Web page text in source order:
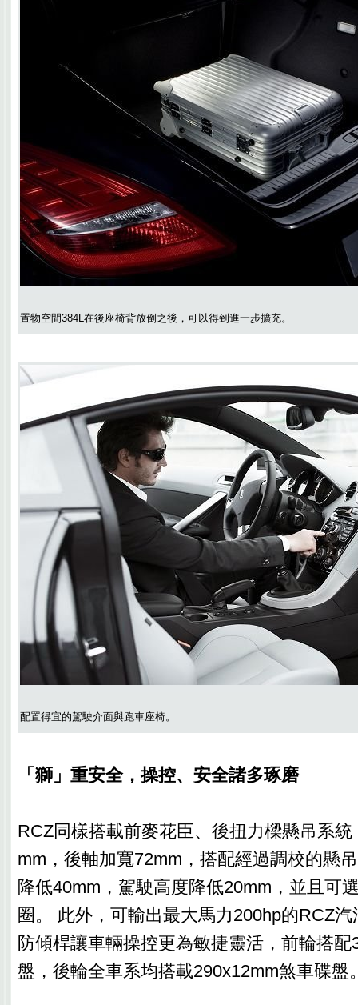
置物空間384L在後座椅背放倒之後，可以得到進一步擴充。
配置得宜的駕駛介面與跑車座椅。
「獅」重安全，操控、安全諸多琢磨
RCZ同樣搭載前麥花臣、後扭力樑懸吊系
mm，後軸加寬72mm，搭配經過調校的懸
降低40mm，駕駛高度降低20mm，並且可
圈。 此外，可輸出最大馬力200hp的RCZ
防傾桿讓車輛操控更為敏捷靈活，前輪搭配
盤，後輪全車系均搭載290x12mm煞車碟盤